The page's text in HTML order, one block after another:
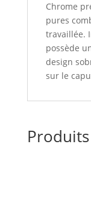
Chrome
pures
travaillée.
possède
design
sur le